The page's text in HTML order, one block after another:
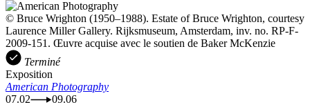
© Bruce Wrighton (1950–1988). Estate of Bruce Wrighton, courtesy
Laurence Miller Gallery. Rijksmuseum, Amsterdam, inv. no. RP-F-
2009-151. Œuvre acquise avec le soutien de Baker McKenzie
Terminé
Exposition
American Photography
07.02
09.06